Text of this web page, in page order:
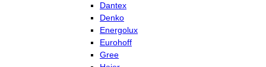
Dantex
Denko
Energolux
Eurohoff
Gree